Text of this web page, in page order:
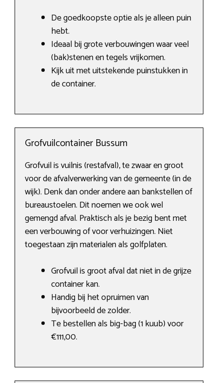
De goedkoopste optie als je alleen puin
hebt.
Ideaal bij grote verbouwingen waar veel
(bak)stenen en tegels vrijkomen.
Kijk uit met uitstekende puinstukken in
de container.
Grofvuilcontainer Bussum
Grofvuil is vuilnis (restafval), te zwaar en groot
voor de afvalverwerking van de gemeente (in de
wijk). Denk dan onder andere aan bankstellen of
bureaustoelen. Dit noemen we ook wel
gemengd afval. Praktisch als je bezig bent met
een verbouwing of voor verhuizingen. Niet
toegestaan zijn materialen als golfplaten.
Grofvuil is groot afval dat niet in de grijze
container kan.
Handig bij het opruimen van
bijvoorbeeld de zolder.
Te bestellen als big-bag (1 kuub) voor
€111,00.